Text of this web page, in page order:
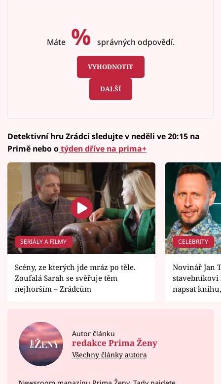
Máte % správných odpovědí.
VYHODNOTIT
DALŠÍ
Detektivní hru Zrádci sledujte v neděli ve 20:15 na
Primě nebo otýden dříve na prima+
SERIÁLY A FILMY
Scény, ze kterých jde mráz po těle.
Zoufalá Sarah se svěřuje těm
nejhorším – Zrádcům
CELEBRITY
Novinář Jan
napsat
Autor článku
redakce Prima Ženy
Všechny články autora